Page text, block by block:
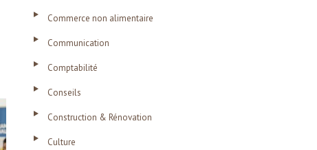
Commerce non alimentaire
Communication
Comptabilité
Conseils
Construction & Rénovation
Culture